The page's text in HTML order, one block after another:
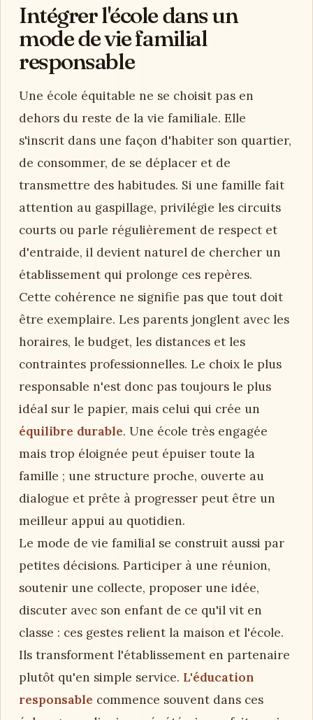
Intégrer l'école dans un
mode de vie familial
responsable
Une école équitable ne se choisit pas en
dehors du reste de la vie familiale. Elle
s'inscrit dans une façon d'habiter son quartier,
de consommer, de se déplacer et de
transmettre des habitudes. Si une famille fait
attention au gaspillage, privilégie les circuits
courts ou parle régulièrement de respect et
d'entraide, il devient naturel de chercher un
établissement qui prolonge ces repères.
Cette cohérence ne signifie pas que tout doit
être exemplaire. Les parents jonglent avec les
horaires, le budget, les distances et les
contraintes professionnelles. Le choix le plus
responsable n'est donc pas toujours le plus
idéal sur le papier, mais celui qui crée un
équilibre durable. Une école très engagée
mais trop éloignée peut épuiser toute la
famille ; une structure proche, ouverte au
dialogue et prête à progresser peut être un
meilleur appui au quotidien.
Le mode de vie familial se construit aussi par
petites décisions. Participer à une réunion,
soutenir une collecte, proposer une idée,
discuter avec son enfant de ce qu'il vit en
classe : ces gestes relient la maison et l'école.
Ils transforment l'établissement en partenaire
plutôt qu'en simple service. L'éducation
responsable commence souvent dans ces